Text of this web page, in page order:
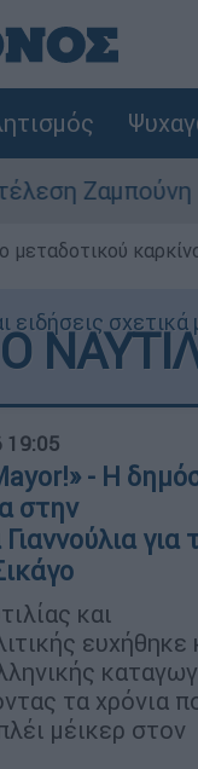
ειδήσεις σχετικά
19:05
- Η
στην
για
και
ευχήθηκε
τα χρόνια
μέικερ στον